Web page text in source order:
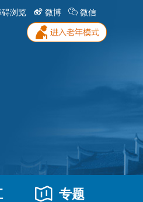
浏览 微博 微信
专题